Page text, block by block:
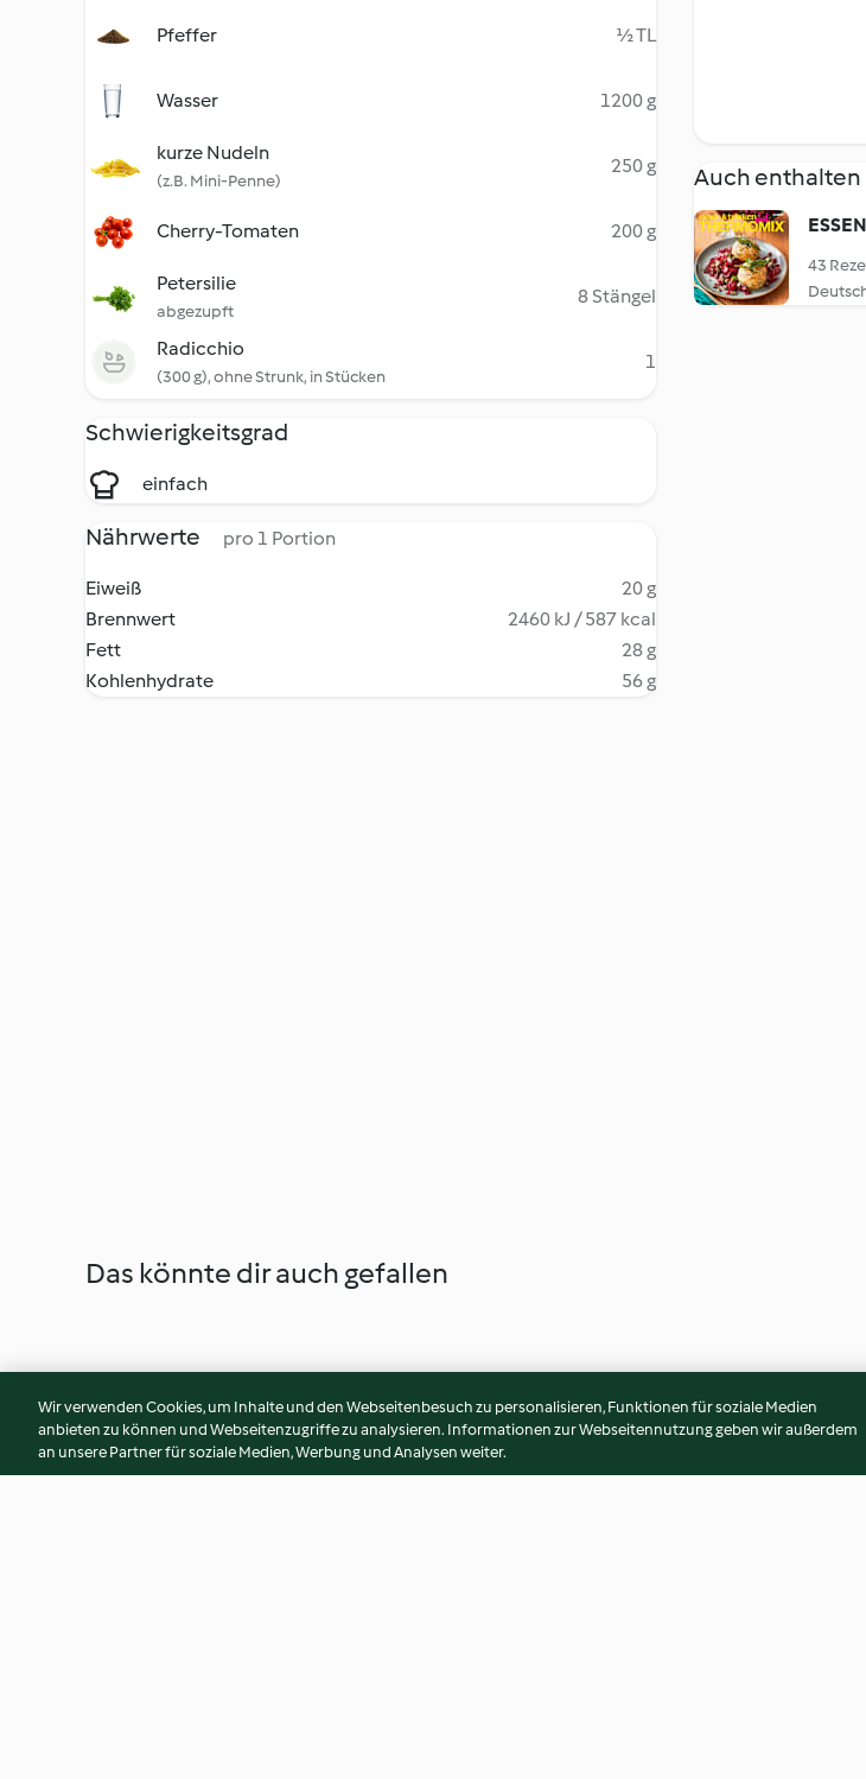
Pfeffer ½ TL
Wasser 1200 g
kurze Nudeln
(z.B. Mini-Penne)
250 g
Cherry-Tomaten 200 g
Petersilie
abgezupft
8 Stängel
Radicchio
(300 g), ohne Strunk, in Stücken
1
Schwierigkeitsgrad
einfach
Nährwerte pro 1 Portion
Eiweiß
20 g
Brennwert
2460 kJ / 587 kcal
Fett
28 g
Kohlenhydrate
56 g
Auch enthalten
43
Das könnte dir auch gefallen
Wir verwenden Cookies, um Inhalte und den Webseitenbesuch zu personalisieren, Funktionen für soziale Medien
anbieten zu können und Webseitenzugriffe zu analysieren. Informationen zur Webseitennutzung geben wir außerdem
an unsere Partner für soziale Medien, Werbung und Analysen weiter.